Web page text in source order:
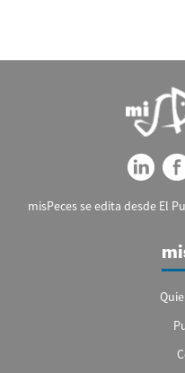
misPeces se edita desde El